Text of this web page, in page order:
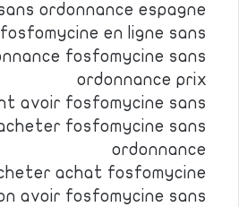
ordonnance espagne
en ligne sans
fosfomycine sans
ordonnance prix
avoir fosfomycine sans
fosfomycine sans
ordonnance
achat fosfomycine
avoir fosfomycine sans